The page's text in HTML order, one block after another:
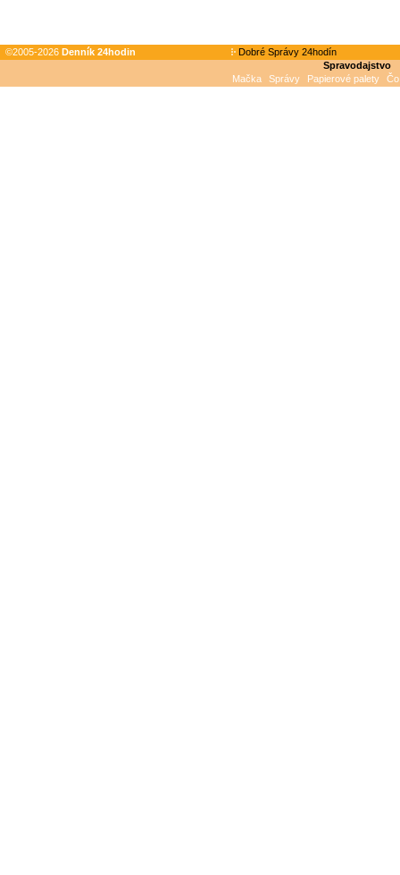
©2005-2026 Denník 24hodin
Dobré Správy 24hodín
Spravodajstvo
Mačka
Správy Papierové palety